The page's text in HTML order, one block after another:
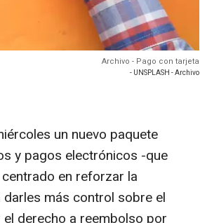
Archivo - Pago con tarjeta
- UNSPLASH - Archivo
un nuevo paquete
y pagos electrónicos -que
en reforzar la
más control sobre el
derecho a reembolso por